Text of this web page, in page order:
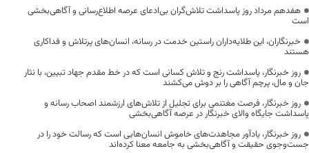
هفدهم مرداد روز پاسداشت تلاش‌گران بی‌ادعای عرصه اطلاع‌رسانی و آگاهی‌بخشی
است
خبرنگاران، این طلایه‌داران راستین خدمت در رسانه، انسان‌های پرتلاش و فداکاری
هستند
روز خبرنگار، پاسداشت رنج و تلاش کسانی است که در خط مقدم جهاد تبیین، با نثار
جان و مال، پرچم آگاهی را بر دوش می‌کشند
روز خبرنگار، فرصت مغتنمی برای تجلیل از تلاش‌های ارزشمند اصحاب رسانه و
پاسداشت جایگاه والای خبرنگار در عرصه آگاهی‌بخشی
روز خبرنگار، یادآور مجاهدت‌های خاموش انسان‌هایی است که رسالت خود را در
جست‌وجوی حقیقت و آگاهی‌بخشی به جامعه معنا کرده‌اند